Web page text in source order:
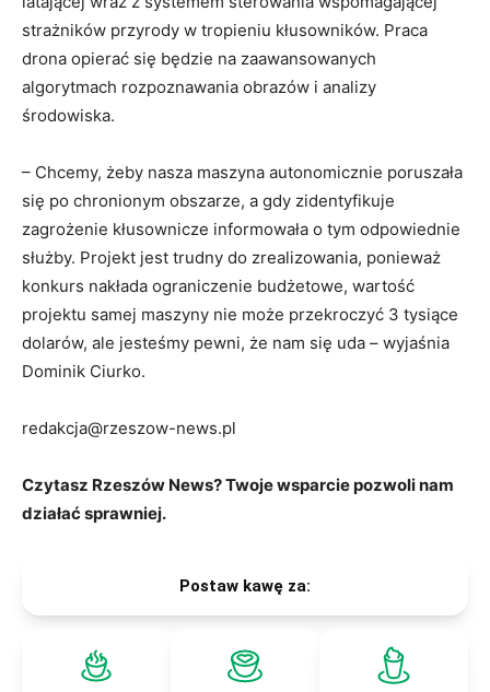
strażników przyrody w tropieniu kłusowników. Praca
drona opierać się będzie na zaawansowanych
algorytmach rozpoznawania obrazów i analizy
środowiska.
– Chcemy, żeby nasza maszyna autonomicznie poruszała
się po chronionym obszarze, a gdy zidentyfikuje
zagrożenie kłusownicze informowała o tym odpowiednie
służby. Projekt jest trudny do zrealizowania, ponieważ
konkurs nakłada ograniczenie budżetowe, wartość
projektu samej maszyny nie może przekroczyć 3 tysiące
dolarów, ale jesteśmy pewni, że nam się uda – wyjaśnia
Dominik Ciurko.
redakcja@rzeszow-news.pl
Czytasz Rzeszów News? Twoje wsparcie pozwoli nam
działać sprawniej.
Postaw kawę za: